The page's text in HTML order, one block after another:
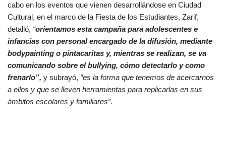
cabo en los eventos que vienen desarrollándose en Ciudad
Cultural, en el marco de la Fiesta de los Estudiantes, Zarif,
detalló, “orientamos esta campaña para adolescentes e
infancias con personal encargado de la difusión, mediante
bodypainting o pintacaritas y, mientras se realizan, se va
comunicando sobre el bullying, cómo detectarlo y como
frenarlo”, y subrayó, “es la forma que tenemos de acercarnos
a ellos y que se lleven herramientas para replicarlas en sus
ámbitos escolares y familiares”.